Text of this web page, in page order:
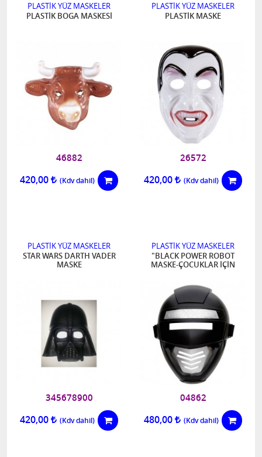
PLASTİK YÜZ MASKELER
PLASTİK BOGA MASKESİ
46882
420,00
PLASTİK YÜZ MASKELER
PLASTİK MASKE
26572
420,00
PLASTİK YÜZ MASKELER
STAR WARS DARTH VADER
MASKE
345678900
420,00
PLASTİK YÜZ MASKELER
"BLACK POWER ROBOT
MASKE-ÇOCUKLAR İÇİN
04862
480,00